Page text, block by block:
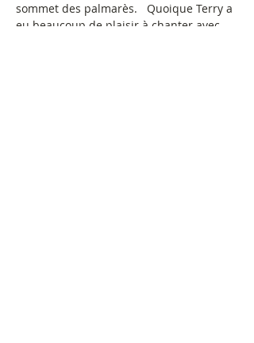
sommet des palmarès.   Quoique Terry a
eu beaucoup de plaisir à chanter avec